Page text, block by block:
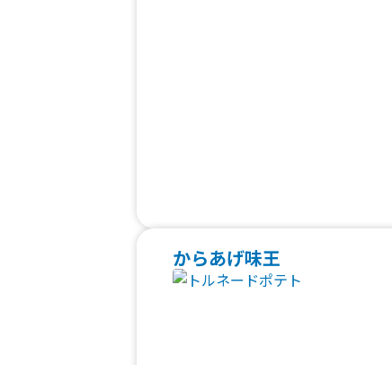
からあげ味王